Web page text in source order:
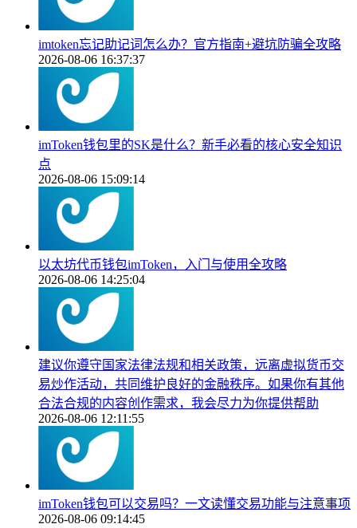
imtoken忘记助记词怎么办？官方指南+避坑防骗全攻略
2026-08-06 16:37:37
imToken钱包里的SK是什么？新手必看的核心安全知识
点
2026-08-06 15:09:14
以太坊代币钱包imToken，入门与使用全攻略
2026-08-06 14:25:04
建议你遵守国家法律法规和相关政策，远离虚拟货币交
易炒作活动，共同维护良好的金融秩序。如果你有其他
合法合规的内容创作需求，我会尽力为你提供帮助
2026-08-06 12:11:55
imToken钱包可以交易吗？一文读懂交易功能与注意事项
2026-08-06 09:14:45